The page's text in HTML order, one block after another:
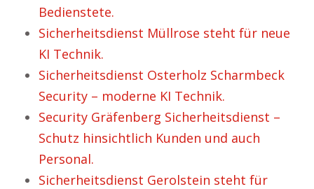
Bedienstete.
Sicherheitsdienst Müllrose steht für neue
KI Technik.
Sicherheitsdienst Osterholz Scharmbeck
Security – moderne KI Technik.
Security Gräfenberg Sicherheitsdienst –
Schutz hinsichtlich Kunden und auch
Personal.
Sicherheitsdienst Gerolstein steht für